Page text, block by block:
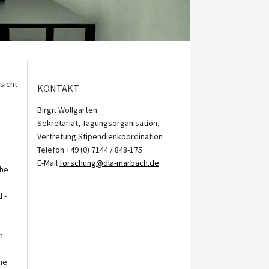
-
KONTAKT
Birgit Wollgarten
Sekretariat, Tagungsorganisation,
Vertretung Stipendienkoordination
Telefon +49 (0) 7144 / 848-175
E-Mailforschung@dla-marbach.de